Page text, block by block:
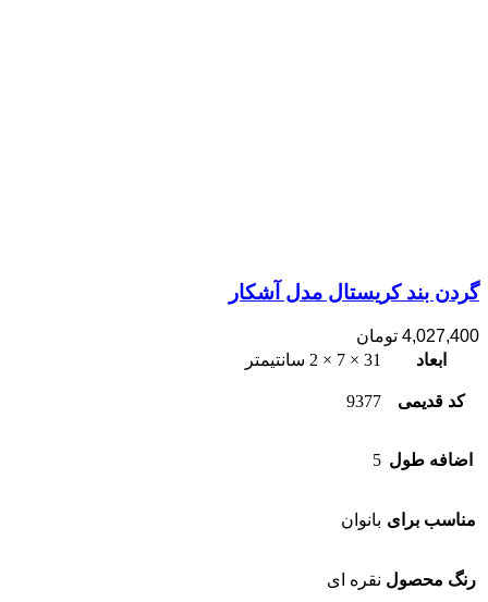
گردن بند کریستال مدل آشکار
4,027,400 تومان
ابعاد
31 × 7 × 2 سانتیمتر
کد قدیمی 9377
اضافه طول 5
مناسب برای بانوان
رنگ محصول نقره ای